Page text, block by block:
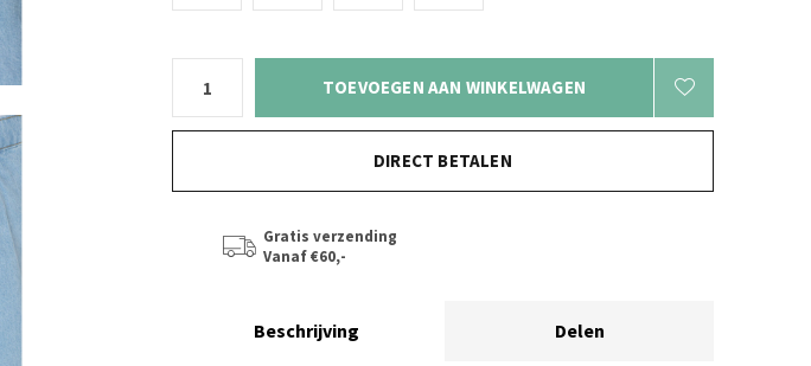
TOEVOEGEN AAN WINKELWAGEN
DIRECT BETALEN
Gratis verzending
Vanaf €60,-
Beschrijving Delen